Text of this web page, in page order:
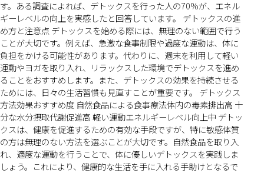
す。ある調査によれば、デトックスを行った人の70%が、エネル
ギーレベルの向上を実感したと回答しています。 デトックスの進
め方と注意点 デトックスを始める際には、無理のない範囲で行う
ことが大切です。例えば、急激な食事制限や過度な運動は、体に
負担をかける可能性があります。代わりに、週末を利用して軽い
運動やヨガを取り入れ、リラックスした環境でデトックスを進め
ることをおすすめします。また、デトックスの効果を持続させる
ためには、日々の生活習慣も見直すことが重要です。 デトックス
方法効果おすすめ度 自然食品による食事療法体内の毒素排出高 十
分な水分摂取代謝促進高 軽い運動エネルギーレベル向上中 デトッ
クスは、健康を促進するための有効な手段ですが、特に敏感体質
の方は無理のない方法を選ぶことが大切です。自然食品を取り入
れ、適度な運動を行うことで、体に優しいデトックスを実践しま
しょう。これにより、健康的な生活を手に入れる手助けとなるで